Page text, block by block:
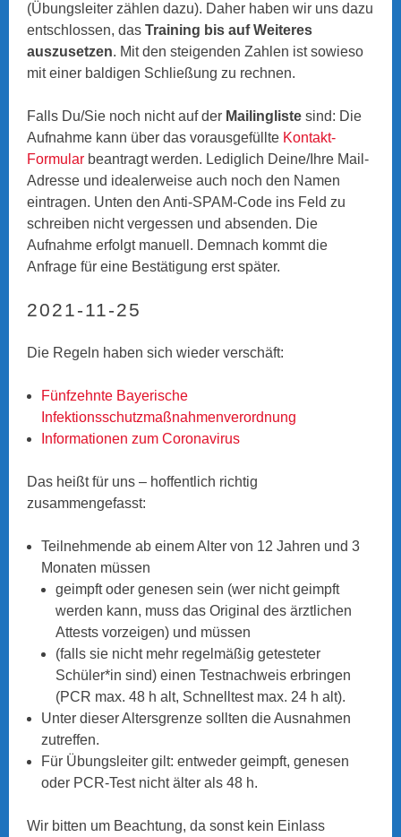
(Übungsleiter zählen dazu). Daher haben wir uns dazu
entschlossen, dasTraining bis auf Weiteres
auszusetzen. Mit den steigenden Zahlen ist sowieso
mit einer baldigen Schließung zu rechnen.
Falls Du/Sie noch nicht auf der Mailingliste sind: Die
Aufnahme kann über das vorausgefüllte Kontakt-
Formular beantragt werden. Lediglich Deine/Ihre Mail-
Adresse und idealerweise auch noch den Namen
eintragen. Unten den Anti-SPAM-Code ins Feld zu
schreiben nicht vergessen und absenden. Die
Aufnahme erfolgt manuell. Demnach kommt die
Anfrage für eine Bestätigung erst später.
2021-11-25
Die Regeln haben sich wieder verschäft:
Fünfzehnte Bayerische
Infektionsschutzmaßnahmenverordnung
Informationen zum Coronavirus
Das heißt für uns – hoffentlich richtig
zusammengefasst:
Teilnehmende ab einem Alter von 12 Jahren und 3
Monaten müssen
geimpft oder genesen sein (wer nicht geimpft
werden kann, muss das Original des ärztlichen
Attests vorzeigen) und müssen
(falls sie nicht mehr regelmäßig getesteter
Schüler*in sind) einen Testnachweis erbringen
(PCR max. 48 h alt, Schnelltest max. 24 h alt).
Unter dieser Altersgrenze sollten die Ausnahmen
zutreffen.
Für Übungsleiter gilt: entweder geimpft, genesen
oder PCR-Test nicht älter als 48 h.
Wir bitten um Beachtung, da sonst kein Einlass